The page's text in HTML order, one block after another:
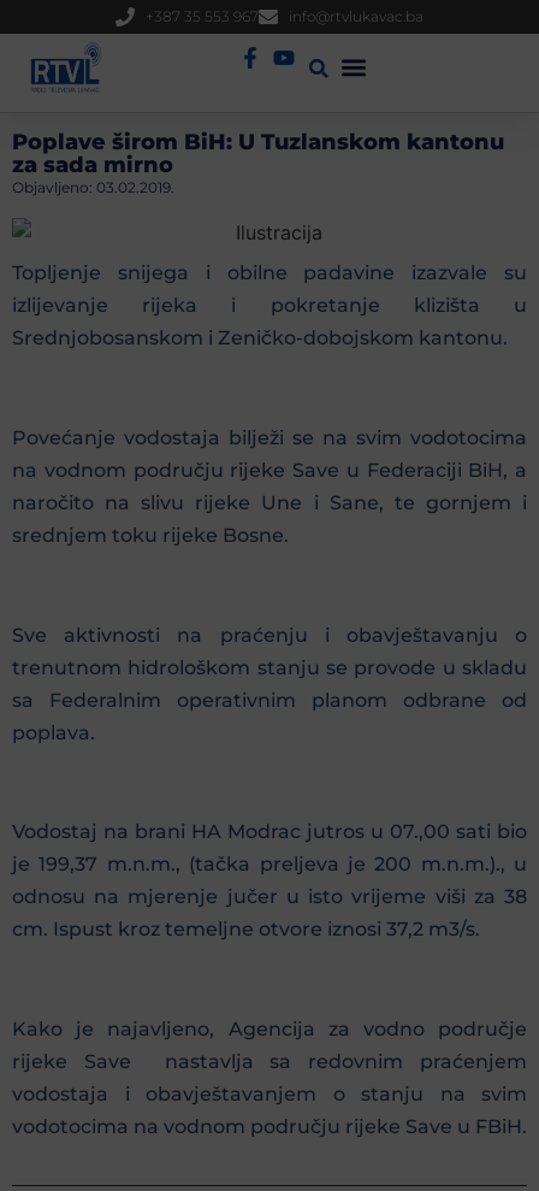
+387 35 553 967 info@rtvlukavac.ba
Poplave širom BiH: U Tuzlanskom kantonu
za sada mirno
Objavljeno: 03.02.2019.
Topljenje snijega i obilne padavine izazvale su
izlijevanje rijeka i pokretanje klizišta u
Srednjobosanskom i Zeničko-dobojskom kantonu.
Povećanje vodostaja bilježi se na svim vodotocima
na vodnom području rijeke Save u Federaciji BiH, a
naročito na slivu rijeke Une i Sane, te gornjem i
srednjem toku rijeke Bosne.
Sve aktivnosti na praćenju i obavještavanju o
trenutnom hidrološkom stanju se provode u skladu
sa Federalnim operativnim planom odbrane od
poplava.
Vodostaj na brani HA Modrac jutros u 07.,00 sati bio
je 199,37 m.n.m., (tačka preljeva je 200 m.n.m.)., u
odnosu na mjerenje jučer u isto vrijeme viši za 38
cm. Ispust kroz temeljne otvore iznosi 37,2 m3/s.
Kako je najavljeno, Agencija za vodno područje
rijeke Save nastavlja sa redovnim praćenjem
vodostaja i obavještavanjem o stanju na svim
vodotocima na vodnom području rijeke Save u FBiH.